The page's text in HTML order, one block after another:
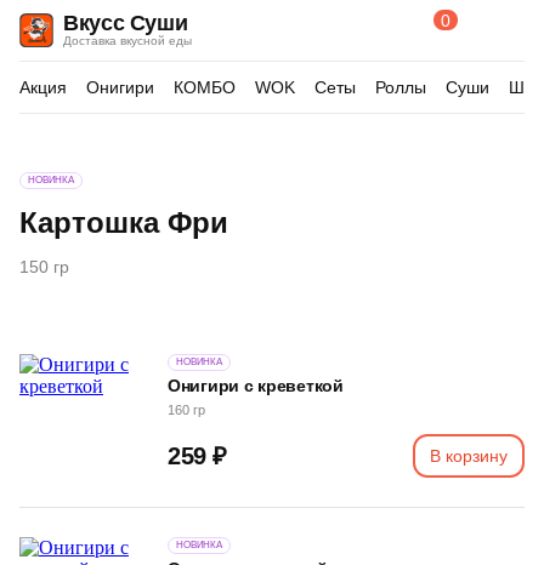
Вкусс Суши
Доставка вкусной еды
ПоискКорзина
0
Акция Онигири КОМБО WOK Сеты Роллы Суши
Картошка Фри
НОВИНКА
150 гр
Онигири с креветкой
НОВИНКА
160 гр
259 ₽ В корзину
НОВИНКА
Изображения
товара